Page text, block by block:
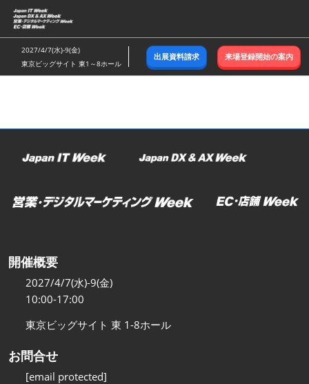
ス
キ
ッ
し
む
2027/4/7(水)-9(金)
東京ビッグサイト 東1～8ホール
出展資料請求 来場登録開始の案内
開催概要
2027/4/7(水)-9(金)
10:00-17:00
東京ビッグサイト 東 1-8ホール
お問合せ
[email protected]